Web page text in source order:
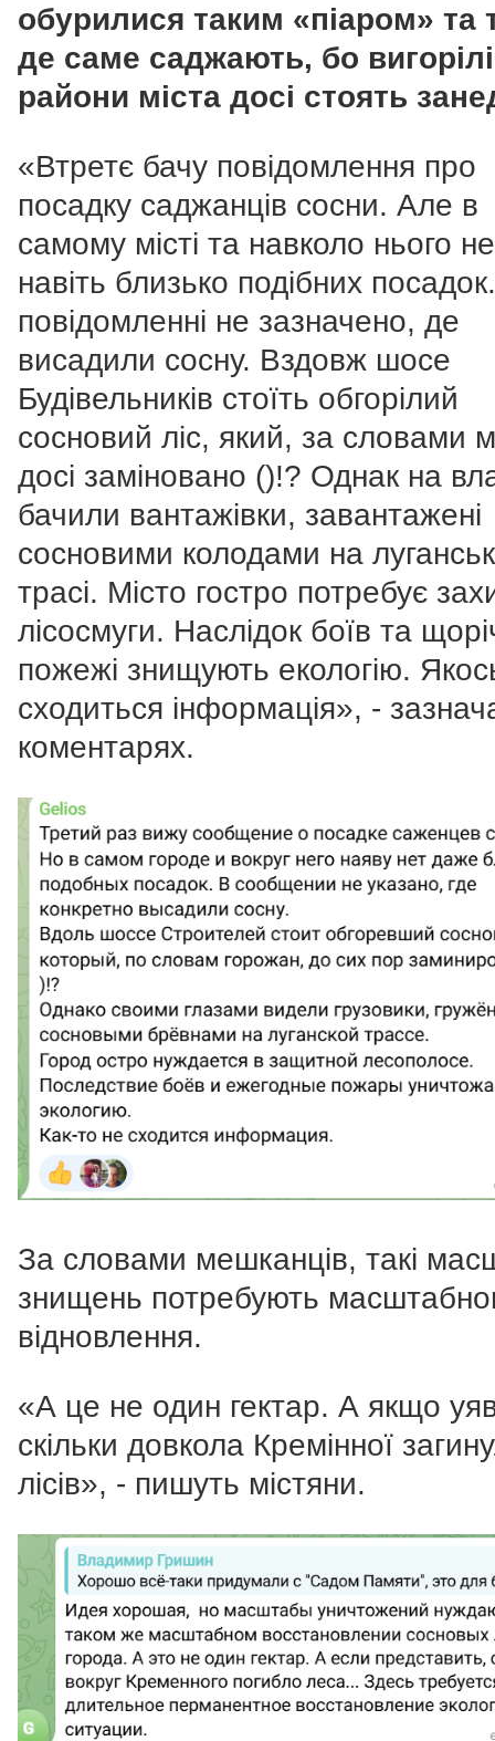
обурилися таким «піаром» та
де саме саджають, бо вигорілі
райони міста досі стоять
«Втретє бачу повідомлення про
посадку саджанців сосни. Але в
самому місті та навколо нього
навіть близько подібних
повідомленні не зазначено, де
висадили сосну. Вздовж шосе
Будівельників стоїть обгорілий
сосновий ліс, який, за словами
досі заміновано ()!? Однак на
бачили вантажівки, завантажені
сосновими колодами на
трасі. Місто гостро потребує
лісосмуги. Наслідок боїв та
пожежі знищують екологію.
сходиться інформація», -
коментарях.
За словами мешканців, такі
знищень потребують
відновлення.
«А це не один гектар. А якщо
скільки довкола Кремінної
лісів», - пишуть містяни.